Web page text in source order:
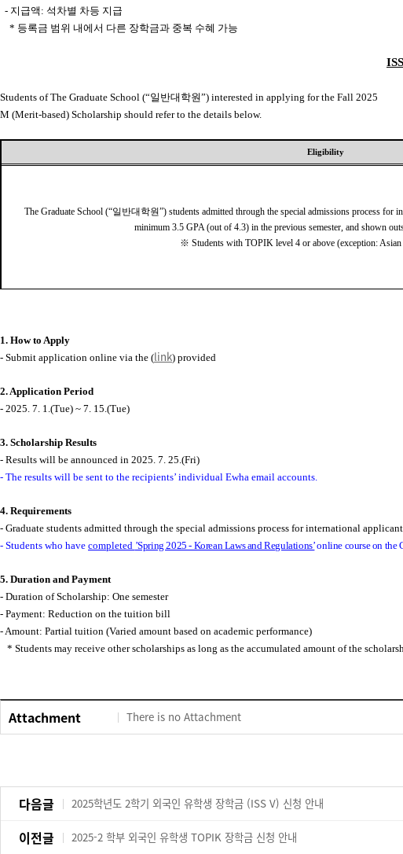
- 지급액 : 석차별 차등 지급
* 등록금 범위 내에서 다른 장학금과 중복 수혜 가능
Students of The Graduate School (“일반대학원”) interested in applying for the Fall 2025
M (Merit-based) Scholarship should refer to the details below.
Eligibility
The Graduate School (“일반대학원”) students admitted through the special admissions process for
minimum 3.5 GPA (out of 4.3) in the previous semester, and shown
※ Students with TOPIK level 4 or above (exception: Asian
1. How to Apply
- Submit application online via the (link) provided
2. Application Period
- 2025. 7. 1.(Tue) ~ 7. 15.(Tue)
3. Scholarship Results
- Results will be announced in 2025. 7. 25.(Fri)
- The results will be sent to the recipients’ individual Ewha email accounts.
4. Requirements
- Graduate students admitted through the special admissions process for international
- Students who have completed ’Spring 2025 - Korean Laws and Regulations’online course on the
5. Duration and Payment
- Duration of Scholarship: One semester
- Payment: Reduction on the tuition bill
- Amount: Partial tuition (Varied amount based on academic performance)
* Students may receive other scholarships as long as the accumulated amount of the
Attachment There is no Attachment
다음글 2025학년도 2학기 외국인 유학생 장학금 (ISS V) 신청 안내
이전글 2025-2 학부 외국인 유학생 TOPIK 장학금 신청 안내